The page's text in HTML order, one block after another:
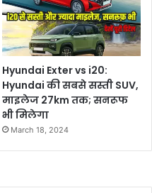
Hyundai Exter vs i20:
Hyundai की सबसे सस्ती SUV,
माइलेज 27km तक; सनरूफ
भी मिलेगा
March 18, 2024